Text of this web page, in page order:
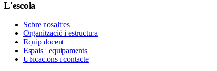
L'escola
Sobre nosaltres
Organització i estructura
Equip docent
Espais i equipaments
Ubicacions i contacte